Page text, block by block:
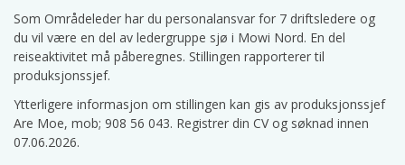
Som Områdeleder har du personalansvar for 7 driftsledere og
du vil være en del av ledergruppe sjø i Mowi Nord. En del
reiseaktivitet må påberegnes. Stillingen rapporterer til
produksjonssjef.
Ytterligere informasjon om stillingen kan gis av produksjonssjef
Are Moe, mob; 908 56 043. Registrer din CV og søknad innen
07.06.2026.